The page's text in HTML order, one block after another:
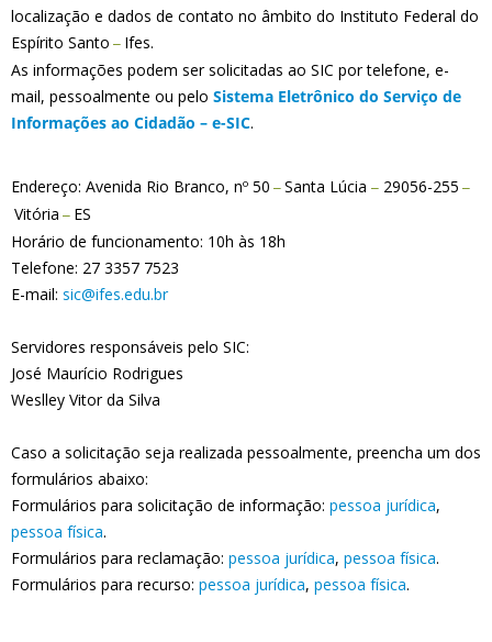
localização e dados de contato no âmbito do Instituto Federal do
Espírito Santo – Ifes.
As informações podem ser solicitadas ao SIC por telefone, e-
mail, pessoalmente ou pelo Sistema Eletrônico do Serviço de
Informações ao Cidadão – e-SIC.
Endereço: Avenida Rio Branco, nº 50 – Santa Lúcia – 29056-255 –
Vitória – ES
Horário de funcionamento: 10h às 18h
Telefone: 27 3357 7523
E-mail: sic@ifes.edu.br
Servidores responsáveis pelo SIC:
José Maurício Rodrigues
Weslley Vitor da Silva
Caso a solicitação seja realizada pessoalmente, preencha um dos
formulários abaixo:
Formulários para solicitação de informação: pessoa jurídica,
pessoa física.
Formulários para reclamação: pessoa jurídica, pessoa física.
Formulários para recurso: pessoa jurídica, pessoa física.